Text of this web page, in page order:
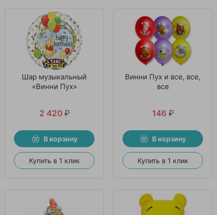
Шар музыкальный
«Винни Пух»
2 420 ₽
В корзину
Купить в 1 клик
Винни Пух и все, все,
все
146 ₽
В корзину
Купить в 1 клик